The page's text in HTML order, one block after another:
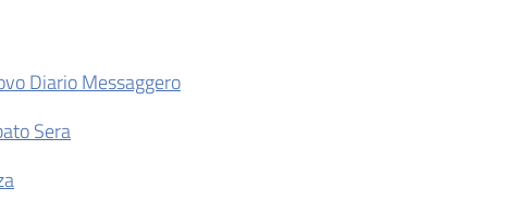
Diario Messaggero
Sera